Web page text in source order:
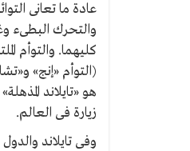
عادة ما تعانى
والتحرك البطىء
كليهما. والتوأم
هو «تايلاند
زيارة فى العالم.
وفى تايلاند